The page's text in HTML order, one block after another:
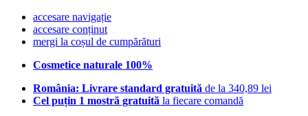
accesare navigație
accesare conținut
mergi la coșul de cumpărături
Cosmetice naturale 100%
România: Livrare standard gratuită de la 340,89 lei
Cel puțin 1 mostră gratuită la fiecare comandă